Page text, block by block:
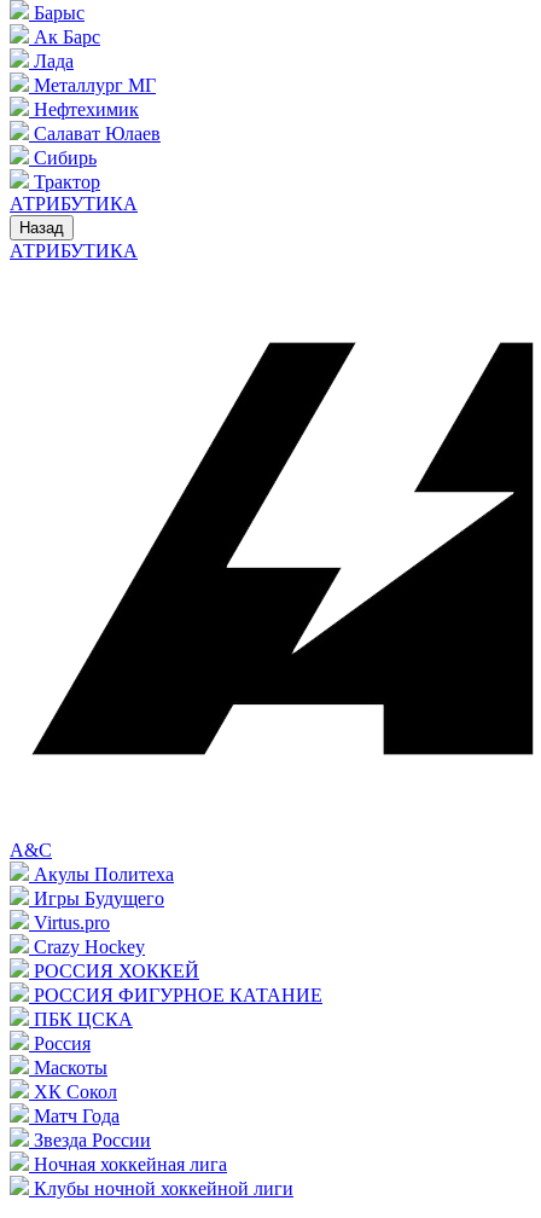
Барыс
Ак Барс
Лада
Металлург МГ
Нефтехимик
Салават Юлаев
Сибирь
Трактор
АТРИБУТИКА
Назад
АТРИБУТИКА
A&C
Акулы Политеха
Игры Будущего
Virtus.pro
Crazy Hockey
РОССИЯ ХОККЕЙ
РОССИЯ ФИГУРНОЕ КАТАНИЕ
ПБК ЦСКА
Россия
Маскоты
ХК Сокол
Матч Года
Звезда России
Ночная хоккейная лига
Клубы ночной хоккейной лиги